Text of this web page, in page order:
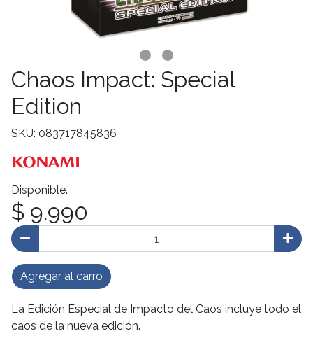
Chaos Impact: Special
Edition
SKU: 083717845836
Disponible.
$ 9.990
Agregar al carro
La Edición Especial de Impacto del Caos incluye todo el
caos de la nueva edición.